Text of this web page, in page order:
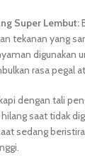
Super Lembut:
tekanan yang
digunakan
rasa pegal
dengan tali
saat tidak
sedang